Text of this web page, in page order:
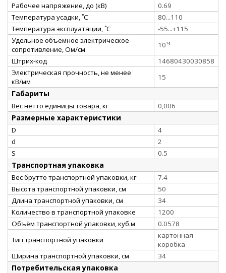
Рабочее напряжение, до (кВ)
0.69
Температура усадки, ˚С
80...110
Температура эксплуатации, ˚С
-55...+115
Удельное объемное электрическое
сопротивление, Ом/см
10¹⁴
Штрих-код
14680430030858
Электрическая прочность, не менее
кВ/мм
15
Габариты
Вес нетто единицы товара, кг 0,006
Размерные характеристики
D
4
d
2
S
0.5
Транспортная упаковка
Вес брутто транспортной упаковки, кг
7.4
Высота транспортной упаковки, см
50
Длина транспортной упаковки, см
34
Количество в транспортной упаковке
1200
Объём транспортной упаковки, куб.м
0.0578
Тип транспортной упаковки
картонная
коробка
Ширина транспортной упаковки, см
34
Потребительская упаковка